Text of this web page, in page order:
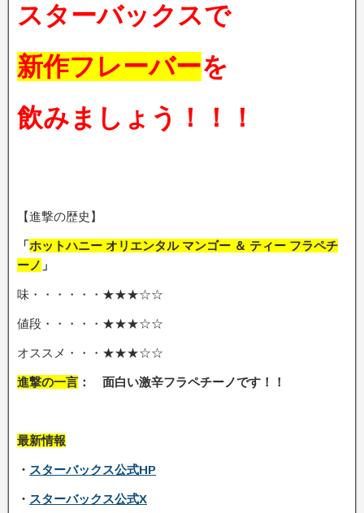
スターバックスで
新作フレーバーを
飲みましょう！！！
【進撃の歴史】
「ホットハニー オリエンタル マンゴー ＆ ティー フラペチ
ーノ 」
味・・・・・・★★★☆☆
値段・・・・・★★★☆☆
オススメ・・・★★★☆☆
進撃の一言 ： 面白い激辛フラペチーノです ！！
最新情報
・ スターバックス公式HP
・ スターバックス公式X